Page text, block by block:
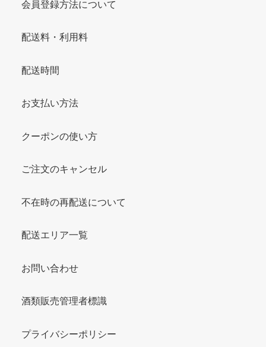
会員登録方法について
配送料・利用料
配送時間
お支払い方法
クーポンの使い方
ご注文のキャンセル
不在時の再配送について
配送エリア一覧
お問い合わせ
酒類販売管理者標識
プライバシーポリシー